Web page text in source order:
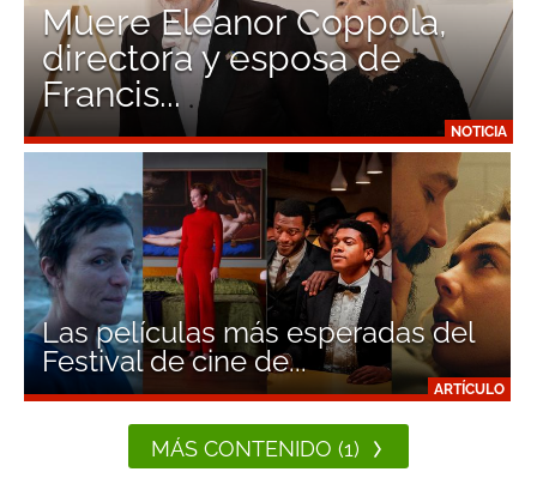
NOTICIA
Muere Eleanor Coppola,
directora y esposa de
Francis...
ARTÍCULO
Las películas más esperadas del
Festival de cine de...
MÁS CONTENIDO (1)